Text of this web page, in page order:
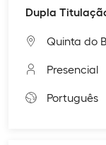
Dupla
Quinta do
Presencial
Português